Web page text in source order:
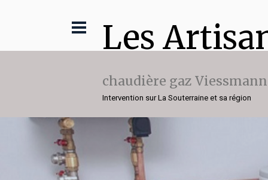
Les
chaudière gaz Viessmann
Intervention sur La Souterraine et sa région